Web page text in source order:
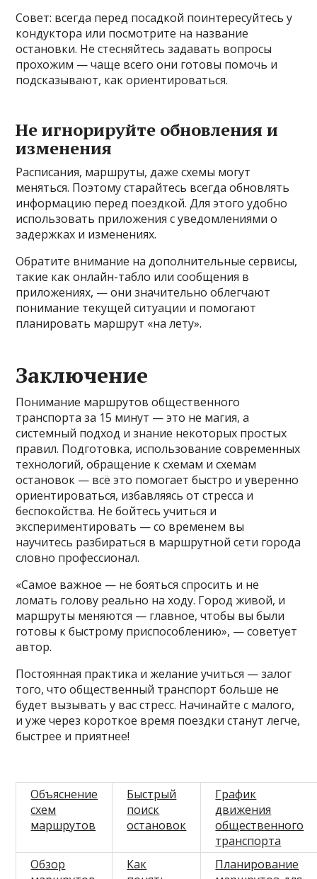
Совет: всегда перед посадкой поинтересуйтесь у
кондуктора или посмотрите на название
остановки. Не стесняйтесь задавать вопросы
прохожим — чаще всего они готовы помочь и
подсказывают, как ориентироваться.
Не игнорируйте обновления и
изменения
Расписания, маршруты, даже схемы могут
меняться. Поэтому старайтесь всегда обновлять
информацию перед поездкой. Для этого удобно
использовать приложения с уведомлениями о
задержках и изменениях.
Обратите внимание на дополнительные сервисы,
такие как онлайн-табло или сообщения в
приложениях, — они значительно облегчают
понимание текущей ситуации и помогают
планировать маршрут «на лету».
Заключение
Понимание маршрутов общественного
транспорта за 15 минут — это не магия, а
системный подход и знание некоторых простых
правил. Подготовка, использование современных
технологий, обращение к схемам и схемам
остановок — всё это помогает быстро и уверенно
ориентироваться, избавляясь от стресса и
беспокойства. Не бойтесь учиться и
экспериментировать — со временем вы
научитесь разбираться в маршрутной сети города
словно профессионал.
«Самое важное — не бояться спросить и не
ломать голову реально на ходу. Город живой, и
маршруты меняются — главное, чтобы вы были
готовы к быстрому приспособлению», — советует
автор.
Постоянная практика и желание учиться — залог
того, что общественный транспорт больше не
будет вызывать у вас стресс. Начинайте с малого,
и уже через короткое время поездки станут легче,
быстрее и приятнее!
Объяснение
схем
маршрутов
Быстрый
поиск
остановок
График
движения
общественного
транспорта
Обзор
Как
Планирование